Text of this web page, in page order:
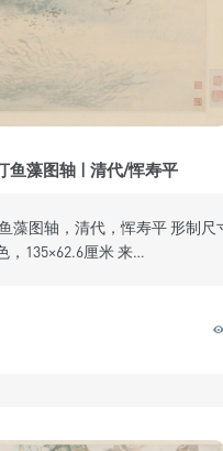
鱼藻图轴 | 清代/恽寿平
藻图轴，清代，恽寿平 形制尺
，135×62.6厘米 来…